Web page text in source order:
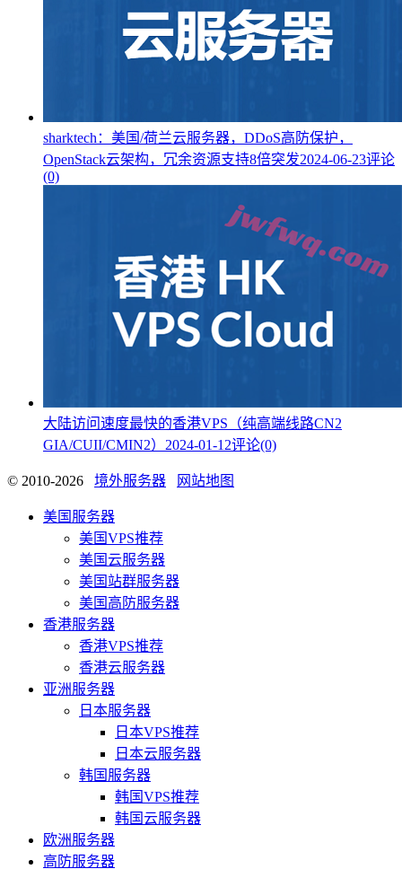
sharktech：美国/荷兰云服务器，DDoS高防保护，
OpenStack云架构，冗余资源支持8倍突发2024-06-23评论
(0)
大陆访问速度最快的香港VPS（纯高端线路CN2
GIA/CUII/CMIN2） 2024-01-12评论(0)
© 2010-2026 境外服务器 网站地图
美国服务器
美国VPS推荐
美国云服务器
美国站群服务器
美国高防服务器
香港服务器
香港VPS推荐
香港云服务器
亚洲服务器
日本服务器
日本VPS推荐
日本云服务器
韩国服务器
韩国VPS推荐
韩国云服务器
欧洲服务器
高防服务器